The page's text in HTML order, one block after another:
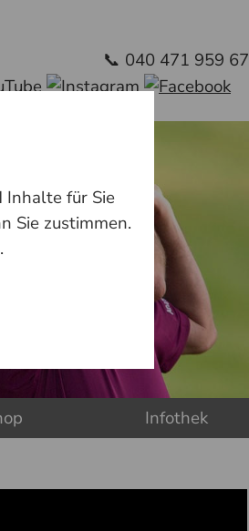
📞 040 471 959 67
Infothek
Inhalte für Sie
Sie zustimmen.